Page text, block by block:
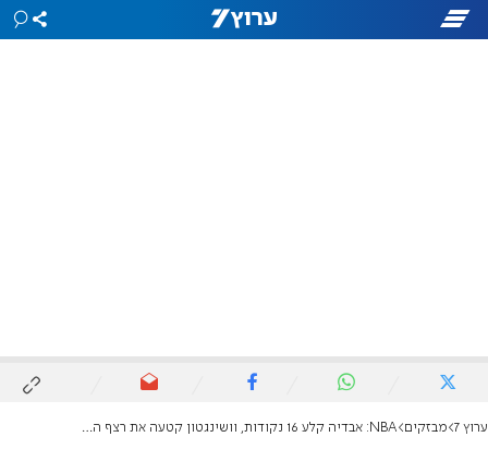
ערוץ 7 מבזקים NBA: אבדיה קלע 16 נקודות, וושינגטון קטעה את רצף ההפסדים